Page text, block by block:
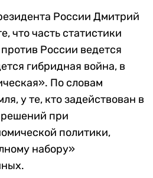
России Дмитрий
что часть статистики
России ведется
гибридная война, в
По словам
у те, кто задействован в
при
политики,
набору»